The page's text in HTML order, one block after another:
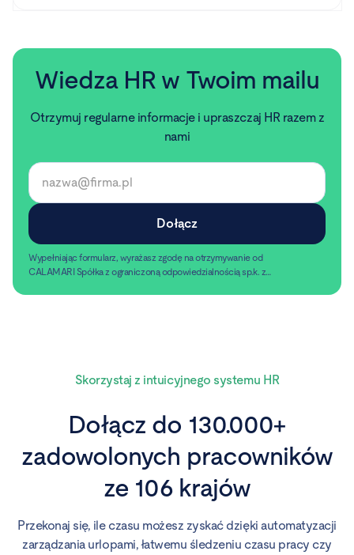
Wiedza HR w Twoim mailu
Otrzymuj regularne informacje i upraszczaj HR razem z
nami
Wypełniając formularz, wyrażasz zgodę na otrzymywanie od
CALAMARI Spółka z ograniczoną odpowiedzialnością sp.k. z
Skorzystaj z intuicyjnego systemu HR
Dołącz do 130.000+
zadowolonych pracowników
ze 106 krajów
Przekonaj się, ile czasu możesz zyskać dzięki automatyzacji
zarządzania urlopami, łatwemu śledzeniu czasu pracy czy